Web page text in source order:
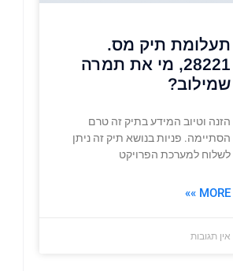
תעלומת תיק מס.
28221, מי את תמרה
שמילוב?
הזנה וטיוב המידע בתיק זה טרם
הסתיימה. פניות בנושא תיק זה ניתן
לשלוח למערכת הפרויקט
MORE »»
אין תגובות